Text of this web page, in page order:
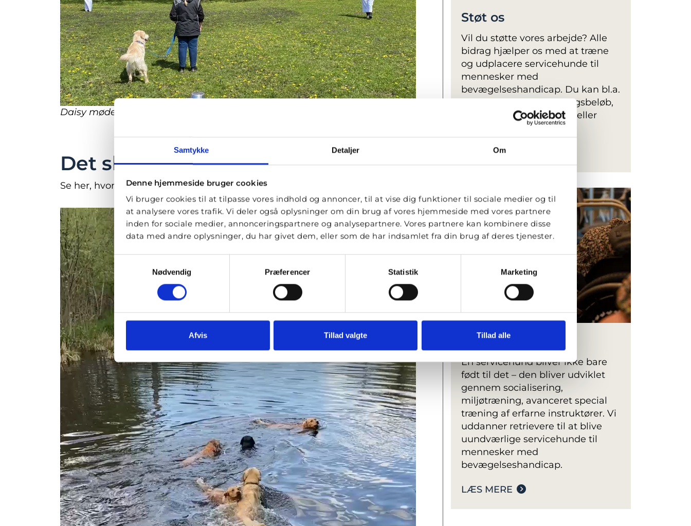
Samtykke Detaljer Om
Denne hjemmeside bruger cookies
Vi bruger cookies til at tilpasse vores indhold og annoncer, til at vise dig funktioner til sociale medier og til
at analysere vores trafik. Vi deler også oplysninger om din brug af vores hjemmeside med vores partnere
inden for sociale medier, annonceringspartnere og analysepartnere. Vores partnere kan kombinere disse
data med andre oplysninger, du har givet dem, eller som de har indsamlet fra din brug af deres tjenester.
Samtykkevalg
Nødvendig
Præferencer Statistik Marketing
Afvis Tillad valgte Tillad alle
Daisy møder spøgelser.
Det skal fejres!
Se her, hvordan hundene fejrede den beståede mentaltest.
Støt os
Vil du støtte vores arbejde? Alle
bidrag hjælper os med at træne
og udplacere servicehunde til
mennesker med
bevægelseshandicap. Du kan bl.a.
støtte gennem et engangsbeløb,
medlemskab, gavebevis eller
testamentarisk gave.
LÆS MERE
Servicehunde
En servicehund bliver ikke bare
født til det – den bliver udviklet
gennem socialisering,
miljøtræning, avanceret special
træning af erfarne instruktører. Vi
uddanner retrievere til at blive
uundværlige servicehunde til
mennesker med
bevægelseshandicap.
LÆS MERE